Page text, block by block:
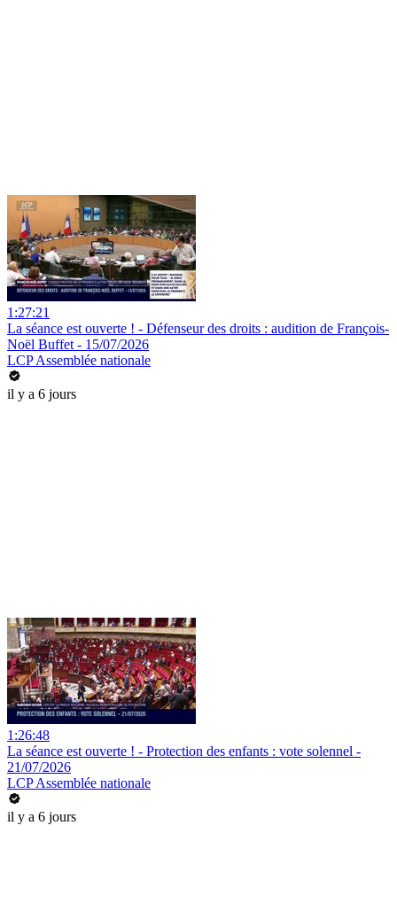
1:27:21
La séance est ouverte ! - Défenseur des droits : audition de François-
Noël Buffet - 15/07/2026
LCP Assemblée nationale
il y a 6 jours
1:26:48
La séance est ouverte ! - Protection des enfants : vote solennel -
21/07/2026
LCP Assemblée nationale
il y a 6 jours